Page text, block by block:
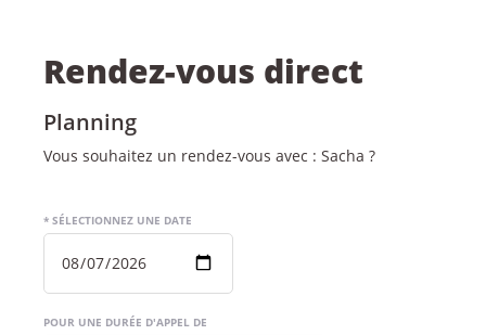
Rendez-vous direct
Planning
Vous souhaitez un rendez-vous avec : Sacha ?
* SÉLECTIONNEZ UNE DATE
POUR UNE DURÉE D'APPEL DE